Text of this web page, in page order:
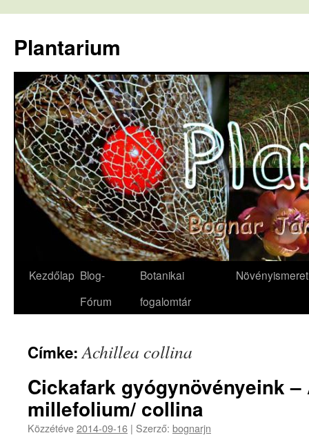
tartalomba
Plantarium
Kezdőlap Blog-
Fórum
Botanikai
fogalomtár
Növényismeret
Címke:Achillea collina
Cickafark gyógynövényeink
millefolium/ collina
Közzétéve2014-09-16 | Szerző: bognarjn